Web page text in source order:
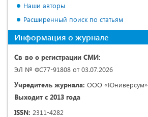
Наши авторы
Расширенный поиск по статьям
Информация о журнале
Св-во о регистрации СМИ:
ЭЛ № ФС77-91808 от 03.07.2026
Учредитель журнала: ООО «Юниверсум»
Выходит с 2013 года
ISSN: 2311-4282